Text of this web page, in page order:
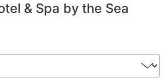
& Spa by the Sea